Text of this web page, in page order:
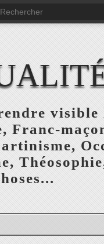
visible
Franc-